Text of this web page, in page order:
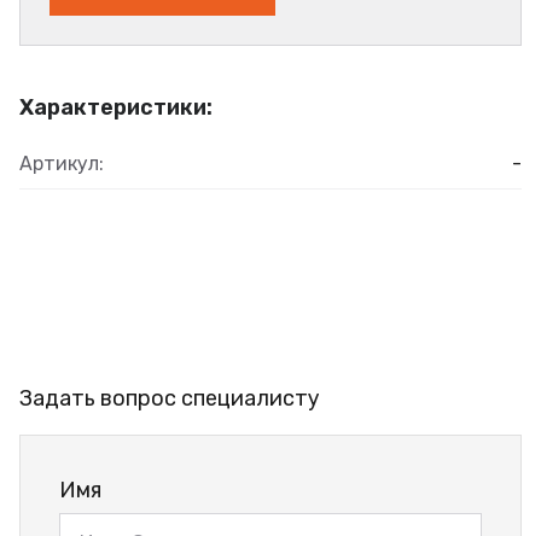
Характеристики:
Артикул: -
Задать вопрос специалисту
Имя